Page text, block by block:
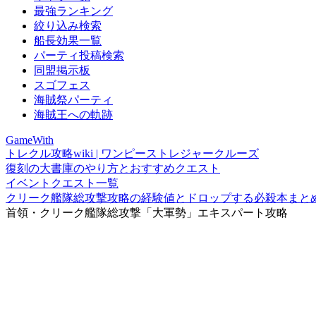
最強ランキング
絞り込み検索
船長効果一覧
パーティ投稿検索
同盟掲示板
スゴフェス
海賊祭パーティ
海賊王への軌跡
GameWith
トレクル攻略wiki | ワンピーストレジャークルーズ
復刻の大書庫のやり方とおすすめクエスト
イベントクエスト一覧
クリーク艦隊総攻撃攻略の経験値とドロップする必殺本まと
首領・クリーク艦隊総攻撃「大軍勢」エキスパート攻略